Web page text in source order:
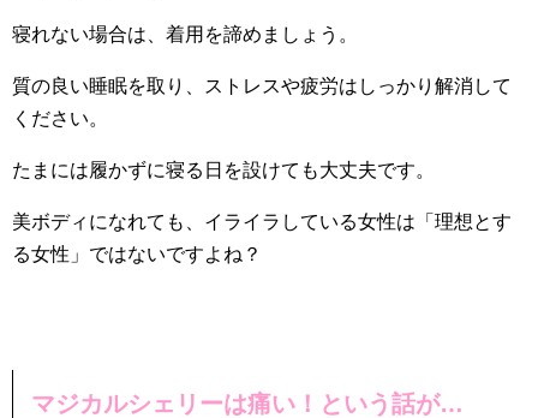
寝れない場合は、着用を諦めましょう。
質の良い睡眠を取り、ストレスや疲労はしっかり解消して
ください。
たまには履かずに寝る日を設けても大丈夫です。
美ボディになれても、イライラしている女性は「理想とす
る女性」ではないですよね？
マジカルシェリーは痛い！という話が…